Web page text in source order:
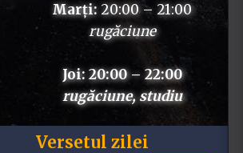
Marți:20:00 – 21:00
rugăciune
Joi: 20:00 – 22:00
rugăciune, studiu
Versetul zilei